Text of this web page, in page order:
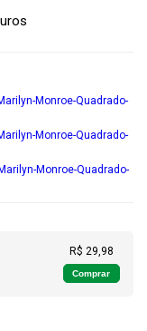
R$ 29,98
Comprar